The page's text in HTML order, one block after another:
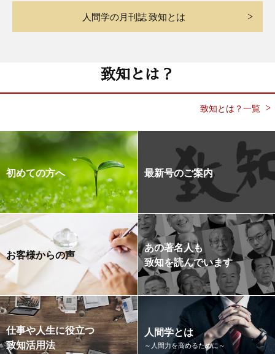
人間学の月刊誌 致知とは
致知とは？
致知とは？一覧
初めての方へ 最新号のご案内
お客様からの声
あの著名人も
致知を読んでいます
仕事や人生に役立つ
致知活用法
人間学とは
～人間力を高めるために～